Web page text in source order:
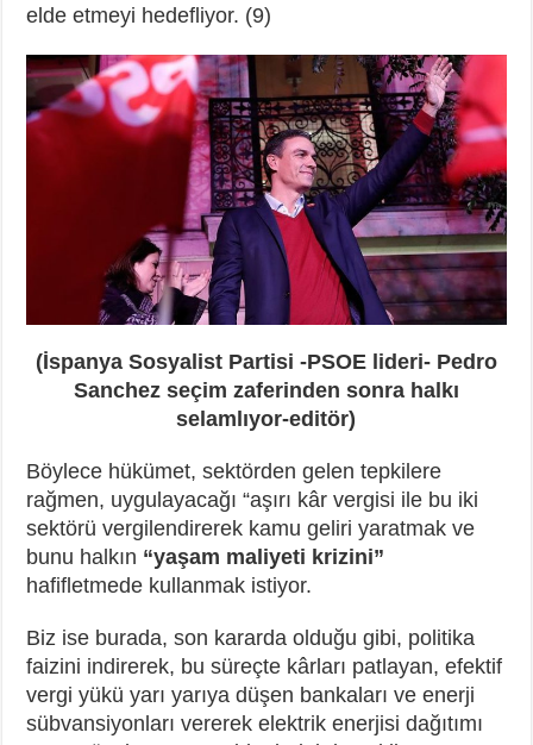
elde etmeyi hedefliyor. (9)
(İspanya Sosyalist Partisi -PSOE lideri- Pedro
Sanchez seçim zaferinden sonra halkı
selamlıyor-editör)
Böylece hükümet, sektörden gelen tepkilere
rağmen, uygulayacağı “aşırı kâr vergisi ile bu iki
sektörü vergilendirerek kamu geliri yaratmak ve
bunu halkın “yaşam maliyeti krizini”
hafifletmede kullanmak istiyor.
Biz ise burada, son kararda olduğu gibi, politika
faizini indirerek, bu süreçte kârları patlayan, efektif
vergi yükü yarı yarıya düşen bankaları ve enerji
sübvansiyonları vererek elektrik enerjisi dağıtımı